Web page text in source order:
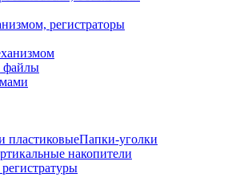
регистраторы
файлы
пластиковыеПапки-уголки
накопители